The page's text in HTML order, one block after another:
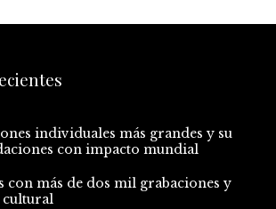
individuales más grandes y su
con impacto mundial
con más de dos mil grabaciones y
cultural